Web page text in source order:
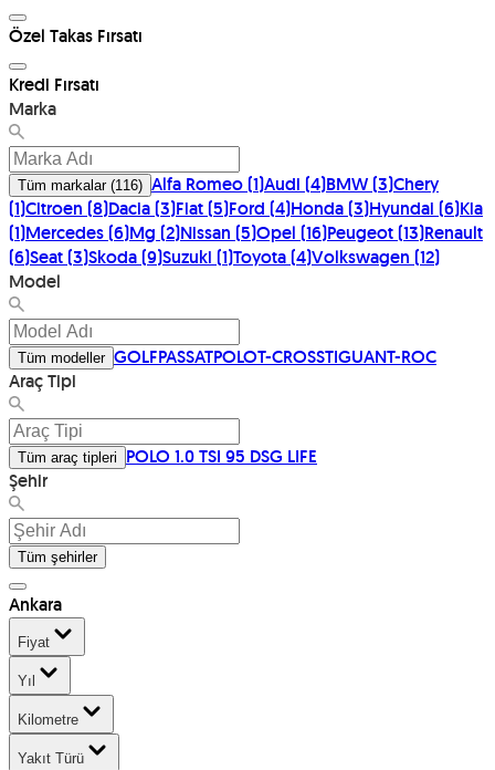
Özel Takas Fırsatı
Kredi Fırsatı
Marka
Tüm markalar(116) Alfa Romeo(1)Audi (4)BMW(3)Chery
(1)Citroen (8)Dacia(3)Fiat(5)Ford (4)Honda(3)Hyundai (6)Kia
(1)Mercedes(6)Mg (2)Nissan (5)Opel (16)Peugeot(13)Renault
(6)Seat(3)Skoda(9)Suzuki (1)Toyota(4)Volkswagen (12)
Model
Tüm modeller GOLFPASSATPOLOT-CROSSTIGUANT-ROC
Araç Tipi
Tüm araç tipleri
POLO 1.0 TSI 95 DSG LIFE
Şehir
Tüm şehirler
Ankara
Fiyat
Yıl
Kilometre
Yakıt Türü